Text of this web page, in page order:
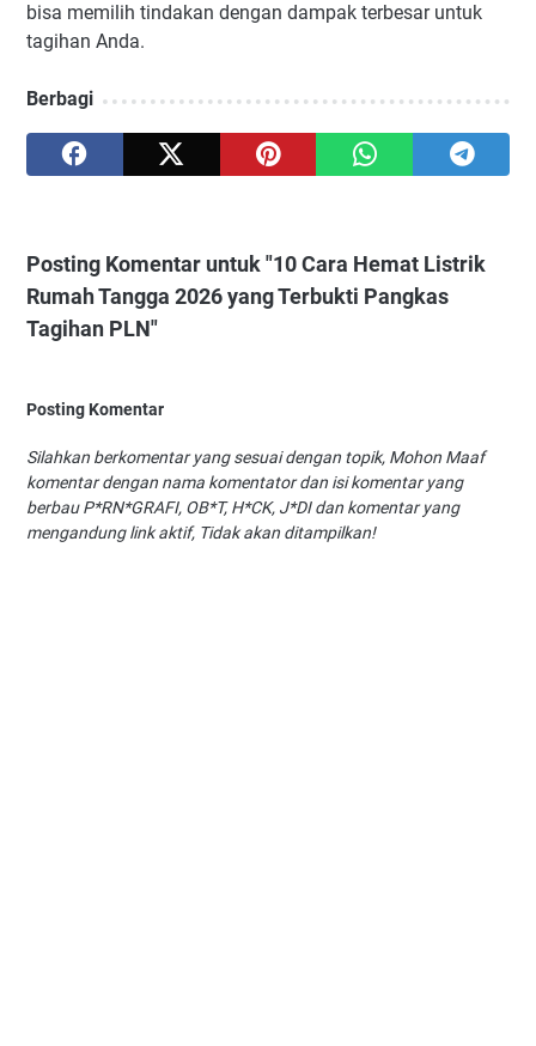
bisa memilih tindakan dengan dampak terbesar untuk
tagihan Anda.
Berbagi
Posting Komentar untuk "10 Cara Hemat Listrik
Rumah Tangga 2026 yang Terbukti Pangkas
Tagihan PLN"
Posting Komentar
Silahkan berkomentar yang sesuai dengan topik, Mohon Maaf
komentar dengan nama komentator dan isi komentar yang
berbau P*RN*GRAFI, OB*T, H*CK, J*DI dan komentar yang
mengandung link aktif, Tidak akan ditampilkan!